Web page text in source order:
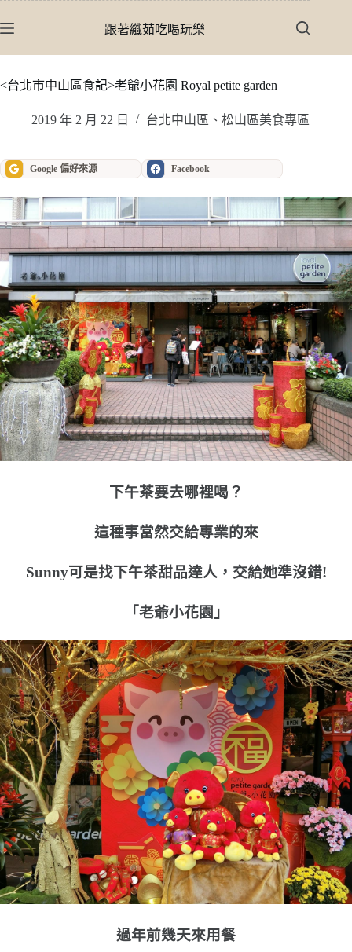
至
內
跟著纖茹吃喝玩樂
<台北市中山區食記>老爺小花園 Royal petite garden
2019 年 2 月 22 日 台北中山區、松山區美食專區
Google 偏好來源 Facebook
下午茶要去哪裡喝？
這種事當然交給專業的來
Sunny可是找下午茶甜品達人，交給她準沒錯!
「老爺小花園」
過年前幾天來用餐